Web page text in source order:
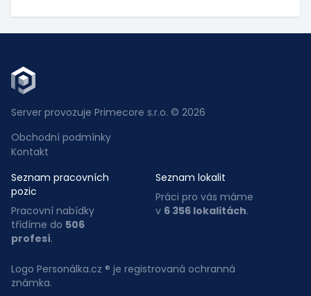
Server provozuje Primecore s.r.o. © 2026
Obchodní podmínky
Kontakt
Seznam pracovních
pozic
Pracovní nabídky
třídíme do 506
profesí.
Seznam lokalit
Práci pro vás máme
v 6 356 lokalitách.
Logo Personálka.cz ® je registrovaná ochranná
známka.